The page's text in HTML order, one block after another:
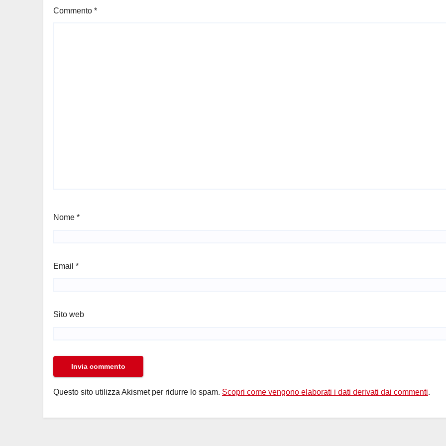
Commento *
Nome *
Email *
Sito web
Questo sito utilizza Akismet per ridurre lo spam. Scopri come vengono elaborati i dati derivati dai commenti.